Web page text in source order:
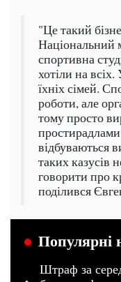
"Це такий
Національний
спортивна
хотіли на
їхніх сімей.
роботи, але
тому просто
відбуваються
таких казусів
говорити про
поділився
Популярні
Штраф за